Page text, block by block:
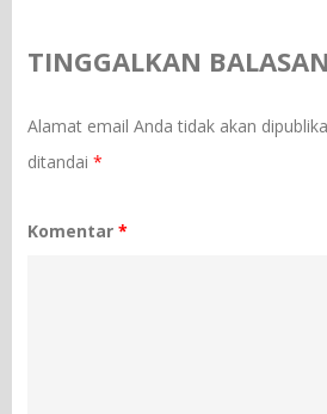
TINGGALKAN BALASAN
Alamat email Anda tidak akan
ditandai*
Komentar*